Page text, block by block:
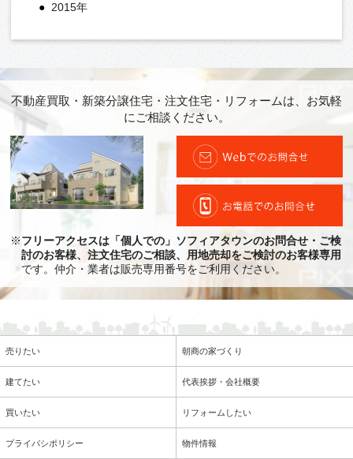
2015年
不動産買取・新築分譲住宅・注文住宅・リフォームは、お気軽
にご相談ください。
※フリーアクセスは「個人での」ソフィアタウンのお問合せ・ご検
討のお客様、注文住宅のご相談、用地売却をご検討のお客様専用
です。仲介・業者は販売専用番号をご利用ください。
売りたい 朝商の家づくり
建てたい 代表挨拶・会社概要
買いたい リフォームしたい
プライバシポリシー 物件情報